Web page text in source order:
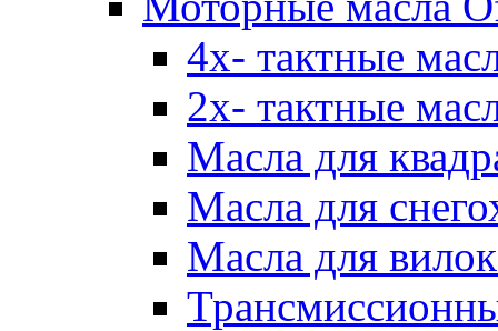
4х- тактные
2х- тактные
Масла для
Масла для
Масла для